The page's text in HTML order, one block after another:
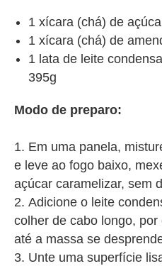
1 xícara (chá) de
1 xícara (chá) de
1 lata de leite
395g
Modo de preparo:
Em uma panela,
e leve ao fogo baixo,
açúcar caramelizar, sem
Adicione o leite
colher de cabo longo,
até a massa se
Unte uma superfície